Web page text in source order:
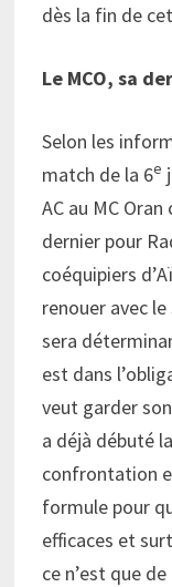
dès la fin de
Le MCO, sa
Selon les
match de la 6e
AC au MC
dernier pour
coéquipiers
renouer avec
sera
est dans
veut garder
a déjà débuté
confrontation
formule pour
efficaces et
ce n’est que